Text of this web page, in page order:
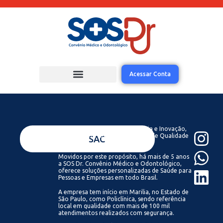
Acessar Conta
VENDASSAC
Acreditamos que com Tecnologia e Inovação,
todos podem ter acesso a Saúde de Qualidade
Movidos por este propósito, há mais de 5 anos
a SOS Dr. Convênio Médico e Odontológico,
oferece soluções personalizadas de Saúde para
Pessoas e Empresas em todo Brasil.
A empresa tem início em Marilia, no Estado de
São Paulo, como Policlínica, sendo referência
local em qualidade com mais de 100 mil
atendimentos realizados com segurança.